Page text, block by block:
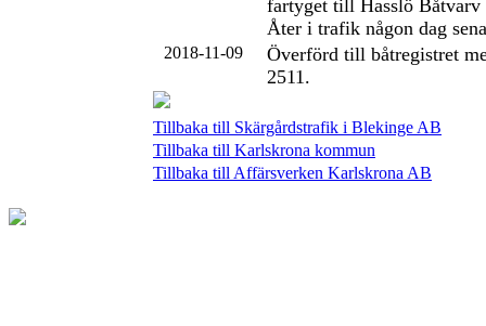
fartyget till Hasslö Båtvarv
Åter i trafik någon dag
2018-11-09
Överförd till båtregistret
2511.
Tillbaka till Skärgårdstrafik i Blekinge AB
Tillbaka till Karlskrona kommun
Tillbaka till Affärsverken Karlskrona AB